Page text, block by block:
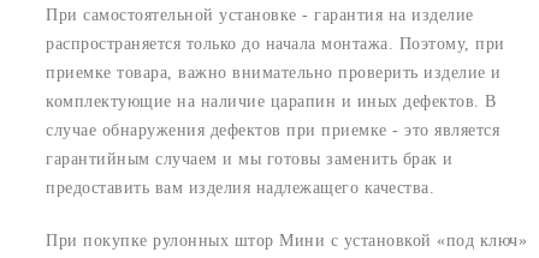
При самостоятельной установке - гарантия на изделие
распространяется только до начала монтажа. Поэтому, при
приемке товара, важно внимательно проверить изделие и
комплектующие на наличие царапин и иных дефектов. В
случае обнаружения дефектов при приемке - это является
гарантийным случаем и мы готовы заменить брак и
предоставить вам изделия надлежащего качества.
При покупке рулонных штор Мини с установкой «под ключ»